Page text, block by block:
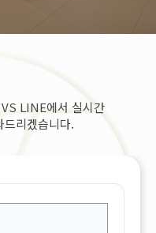
LINE에서 실시간
드리겠습니다.